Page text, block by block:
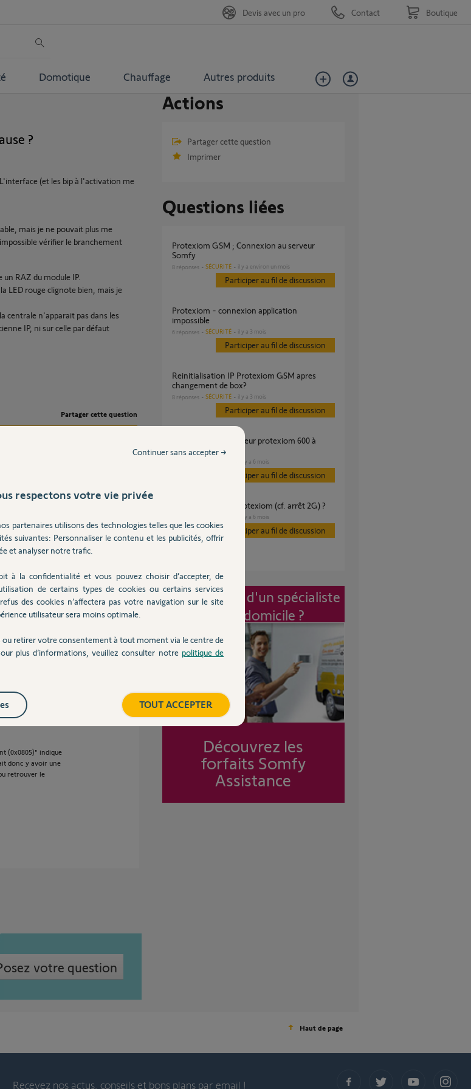
Domotique Chauffage Autres produits
Devis avec un pro Contact Boutique
?
(et les bip à l'activation me
mais je ne pouvait plus me
vérifier le branchement
RAZ du module IP.
LED rouge clignote bien, mais je
centrale n'apparait pas dans les
IP, ni sur celle par défaut
Partager cette question
donc je n'ai pas de
reparti tout seul.
centrale.
(0x0805)" indique
donc y avoir une
retrouver le
votre question
Actions
Partager cette question
Imprimer
Questions liées
Protexiom GSM ; Connexion au serveur
Somfy
8 réponses SÉCURITÉ il y a environ un mois
Participer au fil de discussion
Protexiom - connexion application
impossible
6 réponses SÉCURITÉ il y a 3 mois
Participer au fil de discussion
reinitialisation IP Protexiom GSM apres
changement de box?
8 réponses SÉCURITÉ il y a 3 mois
Participer au fil de discussion
nouveau HS
il y a 6 mois
Participer au fil de discussion
Module RTC pour Protexiom (cf. arrêt 2G) ?
il y a 6 mois
Participer au fil de discussion
Intervention d'un spécialiste
à mon domicile ?
Découvrez les
forfaits Somfy
Assistance
Haut de page
Recevez nos actus, conseils et bons plans par email !
respectons votre vie privée
partenaires utilisons des technologies telles que les cookies
suivantes: Personnaliser le contenu et les publicités, offrir
et analyser notre trafic.
à la confidentialité et vous pouvez choisir d’accepter, de
de certains types de cookies ou certains services
des cookies n’affectera pas votre navigation sur le site
utilisateur sera moins optimale.
ou retirer votre consentement à tout moment via le centre de
plus d’informations, veuillez consulter notre politique de
Continuer sans accepter →
TOUT ACCEPTER